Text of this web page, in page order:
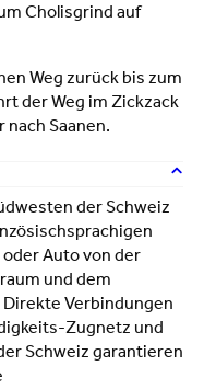
Cholisgrind auf
Weg zurück bis zum
der Weg im Zickzack
Saanen.
der Schweiz
oder Auto von der
und dem
Verbindungen
Zugnetz und
Schweiz garantieren